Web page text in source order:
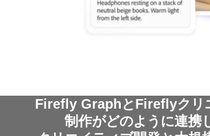
Firefly GraphとFireflyクリ
制作がどのように連携